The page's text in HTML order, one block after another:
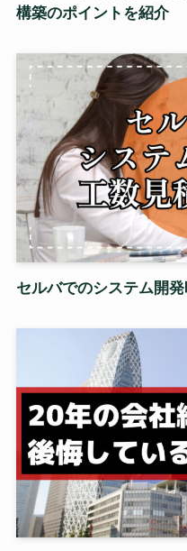
構築のポイントを紹介
セルバでのシステム開